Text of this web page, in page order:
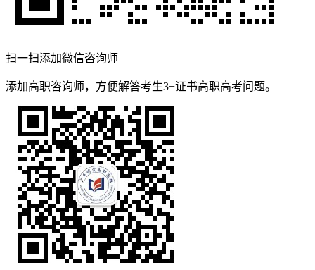
扫一扫添加微信咨询师
添加高职咨询师，方便解答考生3+证书高职高考问题。